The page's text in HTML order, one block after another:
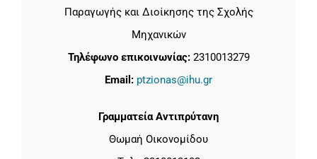
Παραγωγής και Διοίκησης της Σχολής
Μηχανικών
Τηλέφωνο επικοινωνίας:2310013279
Email: ptzionas@ihu.gr
Γραμματεία Αντιπρύτανη
Θωμαή Οικονομίδου